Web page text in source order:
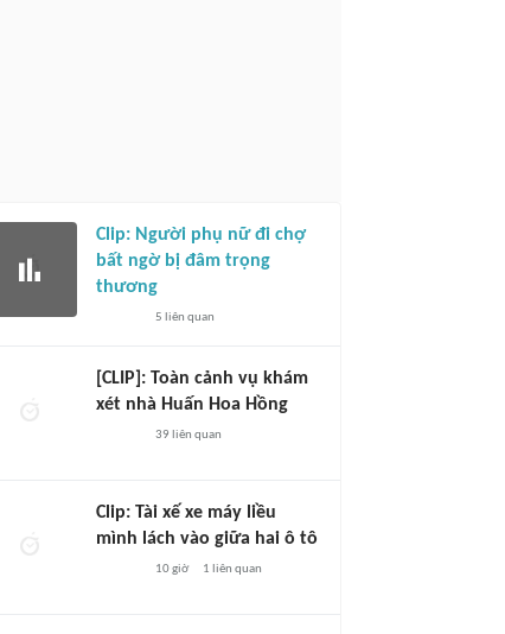
Clip: Người phụ nữ đi chợ
bất ngờ bị đâm trọng
thương
5 liên quan
[CLIP]: Toàn cảnh vụ khám
xét nhà Huấn Hoa Hồng
39 liên quan
Clip: Tài xế xe máy liều
mình lách vào giữa hai ô tô
10 giờ 1 liên quan